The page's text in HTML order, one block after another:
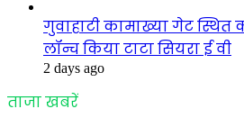
गुवाहाटी कामाख्या गेट स्थित
लॉन्च किया टाटा सियरा ई वी
2 days ago
ताजा खबरें